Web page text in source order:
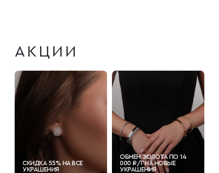
АКЦИИ
СКИДКА 55% НА ВСЕ
УКРАШЕНИЯ
ОБМЕН ЗОЛОТА ПО 14
000 ₽/Г НА НОВЫЕ
УКРАШЕНИЯ